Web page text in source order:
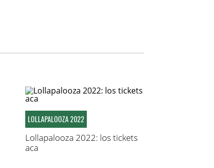
LOLLAPALOOZA 2022
Lollapalooza 2022: los tickets
aca